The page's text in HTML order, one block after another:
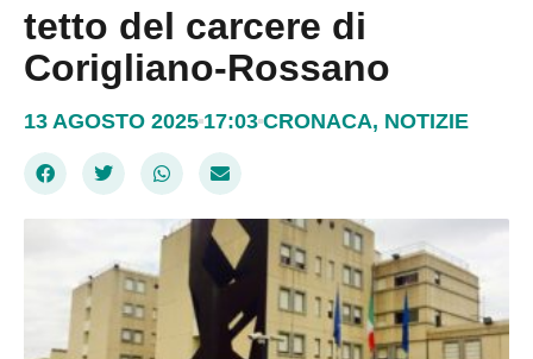
tetto del carcere di
Corigliano-Rossano
13 AGOSTO 2025 17:03 CRONACA, NOTIZIE